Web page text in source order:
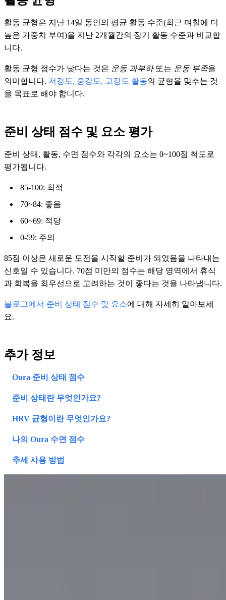
활동 균형은 지난 14일 동안의 평균 활동 수준(최근 며칠에 더
높은 가중치 부여)을 지난 2개월간의 장기 활동 수준과 비교합
니다.
활동 균형 점수가 낮다는 것은 운동 과부하또는 운동 부족을
의미합니다. 저강도, 중강도, 고강도 활동의 균형을 맞추는 것
을 목표로 해야 합니다.
준비 상태 점수 및 요소 평가
준비 상태, 활동, 수면 점수와 각각의 요소는 0~100점 척도로
평가됩니다.
85-100: 최적
70~84: 좋음
60~69: 적당
0-59: 주의
85점 이상은 새로운 도전을 시작할 준비가 되었음을 나타내는
신호일 수 있습니다. 70점 미만의 점수는 해당 영역에서 휴식
과 회복을 최우선으로 고려하는 것이 좋다는 것을 나타냅니다.
블로그에서 준비 상태 점수 및 요소에 대해 자세히 알아보세
요.
추가 정보
Oura 준비 상태 점수
준비 상태란 무엇인가요?
HRV 균형이란 무엇인가요?
나의 Oura 수면 점수
추세 사용 방법